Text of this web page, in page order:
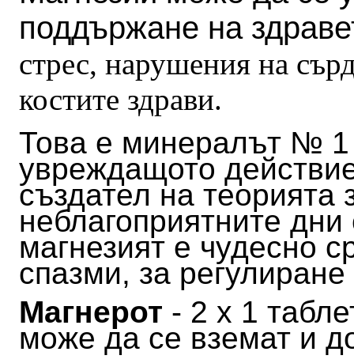
поддържане на
стрес, нарушения на
костите здрави.
Това е минералът № 1
увреждащото
създател на
неблагоприятните
магнезият е чудесно
спазми, за
Магнерот - 2 х 1
може да се вземат и